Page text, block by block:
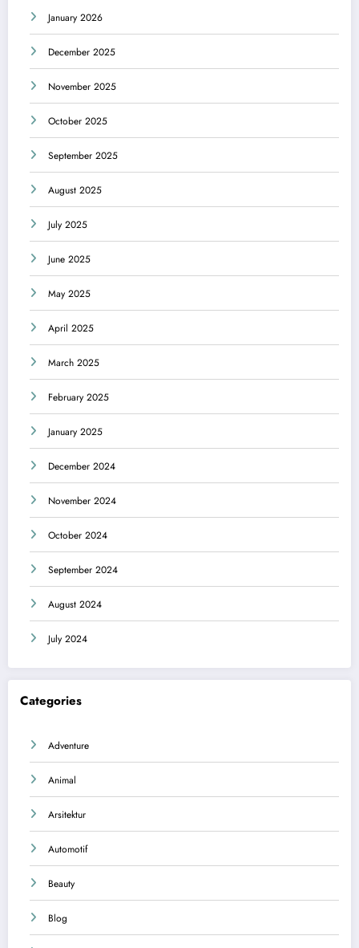
January 2026
December 2025
November 2025
October 2025
September 2025
August 2025
July 2025
June 2025
May 2025
April 2025
March 2025
February 2025
January 2025
December 2024
November 2024
October 2024
September 2024
August 2024
July 2024
Categories
Adventure
Animal
Arsitektur
Automotif
Beauty
Blog